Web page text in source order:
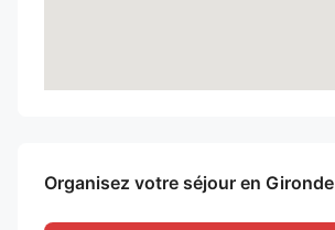
Organisez votre séjour en Gironde